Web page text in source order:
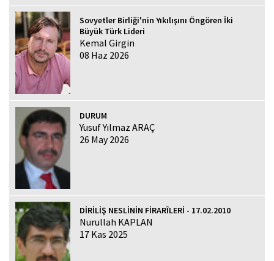
Sovyetler Birliği'nin Yıkılışını Öngören İki
Büyük Türk Lideri
Kemal Girgin
08 Haz 2026
DURUM
Yusuf Yılmaz ARAÇ
26 May 2026
DİRİLİŞ NESLİNİN FİRARÎLERİ - 17.02.2010
Nurullah KAPLAN
17 Kas 2025